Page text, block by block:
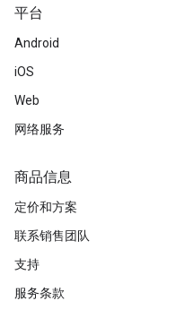
平台
Android
iOS
Web
网络服务
商品信息
定价和方案
联系销售团队
支持
服务条款